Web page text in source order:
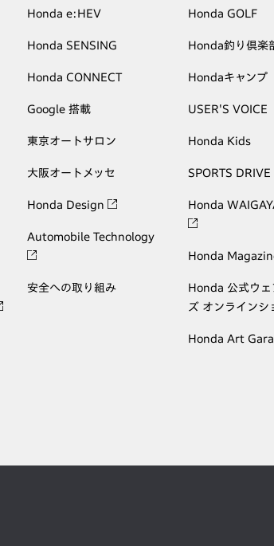
Honda e:HEV
Honda SENSING
Honda CONNECT
Google 搭載
東京オートサロン
大阪オートメッセ
Honda Design
Automobile Technology
安全への取り組み
Honda GOLF
Honda釣り倶楽
Hondaキャンプ
USER'S VOICE
Honda Kids
SPORTS DRIVE
Honda
Honda
Honda 公式ウェ
ズ オンラインシ
Honda Art